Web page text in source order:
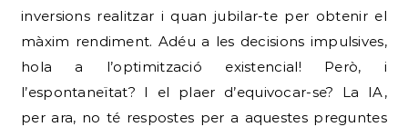
inversions realitzar i quan jubilar-te per obtenir el
màxim rendiment. Adéu a les decisions impulsives,
hola a l’optimització existencial! Però, i
l’espontaneïtat? I el plaer d’equivocar-se? La IA,
per ara, no té respostes per a aquestes preguntes